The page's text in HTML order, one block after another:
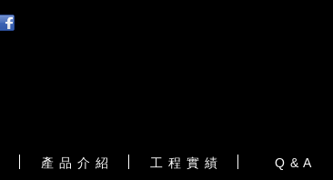
產 品 介 紹 工 程 實 績 Q & A